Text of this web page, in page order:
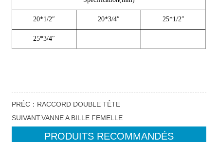
PRÉC： RACCORD DOUBLE TÊTE
SUIVANT:VANNE A BILLE FEMELLE
PRODUITS RECOMMANDÉS